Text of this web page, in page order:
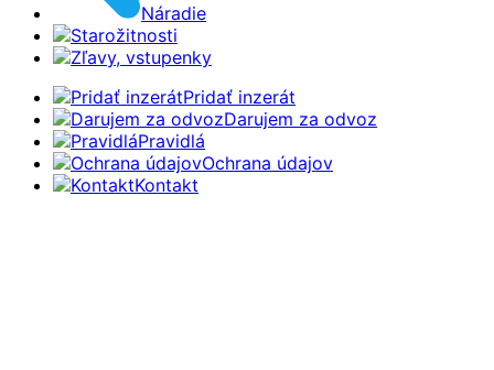
Náradie
Starožitnosti
Zľavy, vstupenky
Pridať inzerát
Darujem za odvoz
Pravidlá
Ochrana údajov
Kontakt